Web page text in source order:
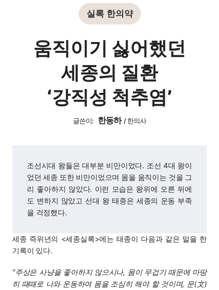
실록 한의약
움직이기 싫어했던
세종의 질환
‘강직성 척추염’
글쓴이: 한동하/한의사
조선시대 왕들은 대부분 비만이었다. 조선 4대 왕이
었던 세종 또한 비만이었으며 몸을 움직이는 것을 그
리 좋아하지 않았다. 이런 모습은 왕위에 오른 뒤에
도 변하지 않았고 선대 왕 태종은 세종의 운동 부족
을 걱정했다.
세종 즉위년의 <세종실록>에는 태종이 다음과 같은 말을 한
기록이 있다.
"주상은 사냥을 좋아하지 않으시나, 몸이 무겁기 때문에 마땅
히 때때로 나와 운동하여 몸을 조심히 해야 할 것이며, 문(文)